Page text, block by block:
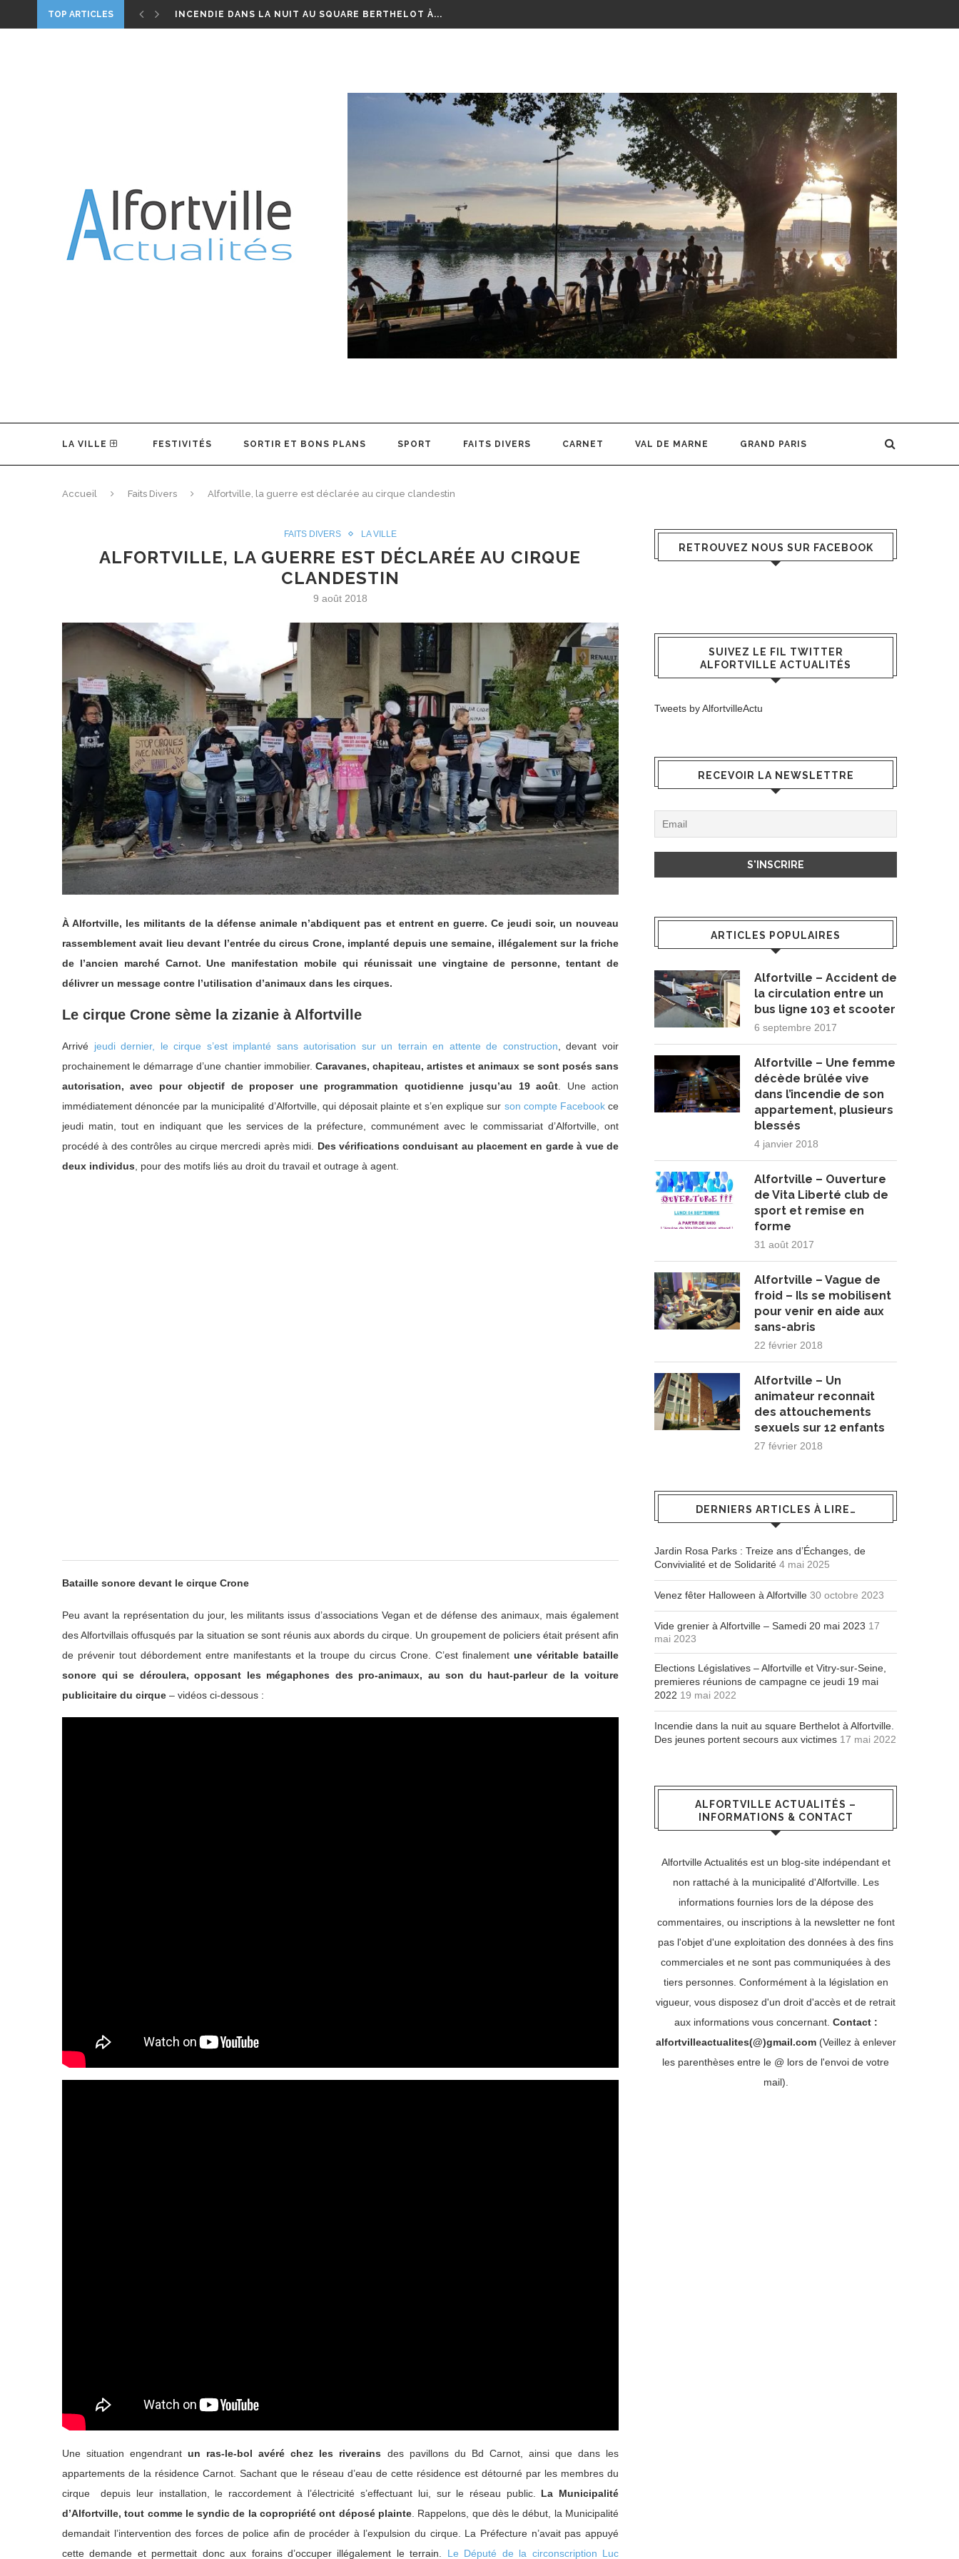
TOP ARTICLES
INCENDIE DANS LA NUIT AU SQUARE BERTHELOT À...
ALFORTVILLE, UN HOMME MEURT POIGNARDÉ À MICOLON
JARDIN ROSA PARKS : TREIZE ANS D’ÉCHANGES, DE...
LA VILLE FESTIVITÉS SORTIR ET BONS PLANS SPORT FAITS DIVERS CARNET VAL DE MARNE GRAND PARIS
Accueil Faits Divers Alfortville, la guerre est déclarée au cirque clandestin
FAITS DIVERS LA VILLE
ALFORTVILLE, LA GUERRE EST DÉCLARÉE AU CIRQUE
CLANDESTIN
9 août 2018
À Alfortville, les militants de la défense animale n’abdiquent pas et entrent en guerre. Ce jeudi soir, un nouveau
rassemblement avait lieu devant l’entrée du circus Crone, implanté depuis une semaine, illégalement sur la friche
de l’ancien marché Carnot. Une manifestation mobile qui réunissait une vingtaine de personne, tentant de
délivrer un message contre l’utilisation d’animaux dans les cirques.
Le cirque Crone sème la zizanie à Alfortville
Arrivé jeudi dernier, le cirque s’est implanté sans autorisation sur un terrain en attente de construction , devant voir
prochainement le démarrage d’une chantier immobilier. Caravanes, chapiteau, artistes et animaux se sont posés sans
autorisation, avec pour objectif de proposer une programmation quotidienne jusqu’au 19 août . Une action
immédiatement dénoncée par la municipalité d’Alfortville, qui déposait plainte et s’en explique sur son compte Facebookce
jeudi matin, tout en indiquant que les services de la préfecture, communément avec le commissariat d’Alfortville, ont
procédé à des contrôles au cirque mercredi après midi. Des vérifications conduisant au placement en garde à vue de
deux individus , pour des motifs liés au droit du travail et outrage à agent.
Bataille sonore devant le cirque Crone
Peu avant la représentation du jour, les militants issus d’associations Vegan et de défense des animaux, mais également
des Alfortvillais offusqués par la situation se sont réunis aux abords du cirque. Un groupement de policiers était présent afin
de prévenir tout débordement entre manifestants et la troupe du circus Crone. C’est finalement une véritable bataille
sonore qui se déroulera, opposant les mégaphones des pro-animaux, au son du haut-parleur de la voiture
publicitaire du cirque – vidéos ci-dessous :
Une situation engendrantun ras-le-bol avéré chez les riverains des pavillons du Bd Carnot, ainsi que dans les
appartements de la résidence Carnot. Sachant que le réseau d’eau de cette résidence est détourné par les membres du
cirque depuis leur installation, le raccordement à l’électricité s’effectuant lui, sur le réseau public. La Municipalité
d’Alfortville, tout comme le syndic de la copropriété ont déposé plainte. Rappelons, que dès le début, la Municipalité
demandait l’intervention des forces de police afin de procéder à l’expulsion du cirque. La Préfecture n’avait pas appuyé
cette demande et permettait donc aux forains d’occuper illégalement le terrain. Le Député de la circonscription Luc
RETROUVEZ NOUS SUR FACEBOOK
SUIVEZ LE FIL TWITTER
ALFORTVILLE ACTUALITÉS
Tweets by AlfortvilleActu
RECEVOIR LA NEWSLETTRE
ARTICLES POPULAIRES
Alfortville – Accident de
la circulation entre un
bus ligne 103 et scooter
6 septembre 2017
Alfortville – Une femme
décède brûlée vive
dans l’incendie de son
appartement, plusieurs
blessés
4 janvier 2018
Alfortville – Ouverture
de Vita Liberté club de
sport et remise en
forme
31 août 2017
Alfortville – Vague de
froid – Ils se mobilisent
pour venir en aide aux
sans-abris
22 février 2018
Alfortville – Un
animateur reconnait
des attouchements
sexuels sur 12 enfants
27 février 2018
DERNIERS ARTICLES À LIRE…
Jardin Rosa Parks : Treize ans d’Échanges, de
Convivialité et de Solidarité 4 mai 2025
Venez fêter Halloween à Alfortville 30 octobre 2023
Vide grenier à Alfortville – Samedi 20 mai 2023 17
mai 2023
Elections Législatives – Alfortville et Vitry-sur-Seine,
premieres réunions de campagne ce jeudi 19 mai
2022 19 mai 2022
Incendie dans la nuit au square Berthelot à Alfortville.
Des jeunes portent secours aux victimes 17 mai 2022
ALFORTVILLE ACTUALITÉS –
INFORMATIONS & CONTACT
Alfortville Actualités est un blog-site indépendant et
non rattaché à la municipalité d'Alfortville. Les
informations fournies lors de la dépose des
commentaires, ou inscriptions à la newsletter ne font
pas l'objet d'une exploitation des données à des fins
commerciales et ne sont pas communiquées à des
tiers personnes. Conformément à la législation en
vigueur, vous disposez d'un droit d'accès et de retrait
aux informations vous concernant. Contact :
alfortvilleactualites(@)gmail.com(Veillez à enlever
les parenthèses entre le @ lors de l'envoi de votre
mail).